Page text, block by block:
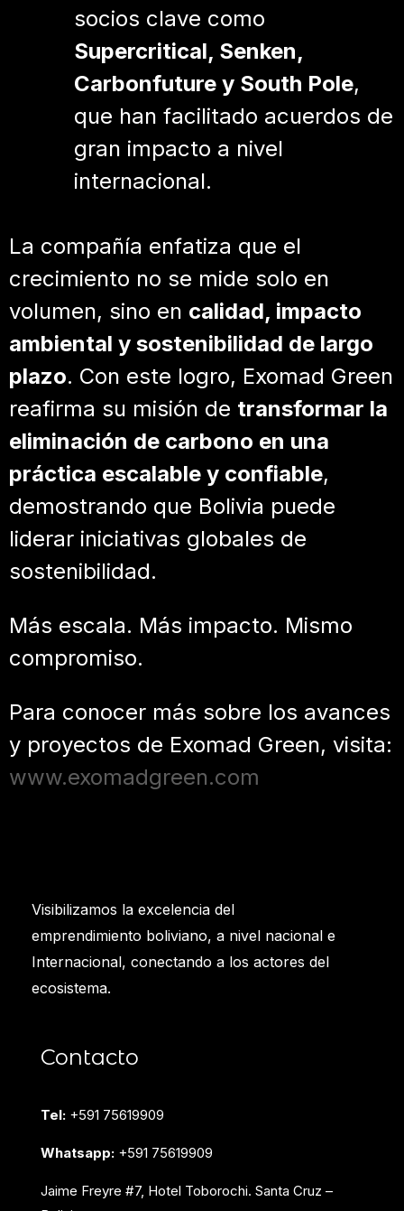
socios clave como
Supercritical, Senken,
Carbonfuture y South Pole,
que han facilitado acuerdos de
gran impacto a nivel
internacional.
La compañía enfatiza que el
crecimiento no se mide solo en
volumen, sino en calidad, impacto
ambiental y sostenibilidad de largo
plazo. Con este logro, Exomad Green
reafirma su misión de transformar la
eliminación de carbono en una
práctica escalable y confiable,
demostrando que Bolivia puede
liderar iniciativas globales de
sostenibilidad.
Más escala. Más impacto. Mismo
compromiso.
Para conocer más sobre los avances
y proyectos de Exomad Green, visita:
www.exomadgreen.com
Visibilizamos la excelencia del
emprendimiento boliviano, a nivel nacional e
Internacional, conectando a los actores del
ecosistema.
Contacto
Tel: +591 75619909
Whatsapp: +591 75619909
Jaime Freyre #7, Hotel Toborochi. Santa Cruz –